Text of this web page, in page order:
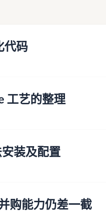
代码
工艺的整理
装及配置
购能力仍差一截